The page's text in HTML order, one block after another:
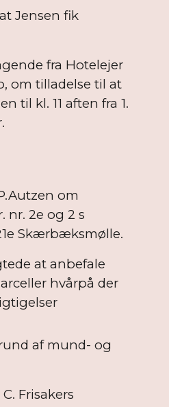
Jensen fik
fra Hotelejer
om tilladelse til at
til kl. 11 aften fra 1.
om
nr. 2e og 2 s
Skærbæksmølle.
at anbefale
hvårpå der
af mund- og
Frisakers